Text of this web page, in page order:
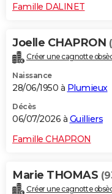
Famille DALINET
Joelle CHAPRON
Créer une cagnotte
Naissance
28/06/1950 à Plumieux
Décès
06/07/2026 à Guilliers
Famille CHAPRON
Marie THOMAS
Créer une cagnotte